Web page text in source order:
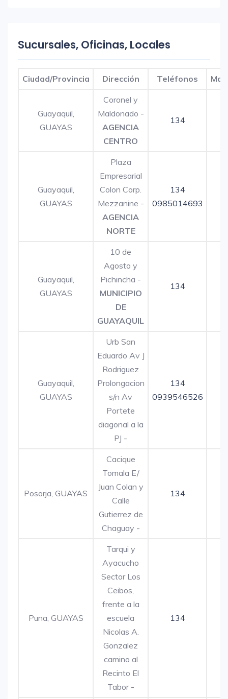
Sucursales, Oficinas, Locales
Ciudad/Provincia Dirección Teléfonos
Guayaquil,
GUAYAS
Coronel y
Maldonado -
AGENCIA
CENTRO
134
Guayaquil,
GUAYAS
Plaza
Empresarial
Colon Corp.
Mezzanine -
AGENCIA
NORTE
134
0985014693
Guayaquil,
GUAYAS
10 de
Agosto y
Pichincha -
MUNICIPIO
DE
GUAYAQUIL
134
Guayaquil,
GUAYAS
Urb San
Eduardo Av J
Rodriguez
Prolongacion
s/n Av
Portete
diagonal a la
PJ -
134
0939546526
Posorja, GUAYAS
Cacique
Tomala E/
Juan Colan y
Calle
Gutierrez de
Chaguay -
134
Puna, GUAYAS
Tarqui y
Ayacucho
Sector Los
Ceibos,
frente a la
escuela
Nicolas A.
Gonzalez
camino al
Recinto El
Tabor -
134